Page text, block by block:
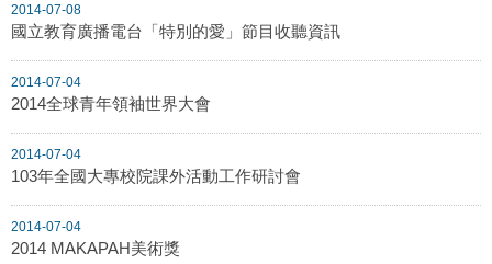
2014-07-08
國立教育廣播電台「特別的愛」節目收聽資訊
2014-07-04
2014全球青年領袖世界大會
2014-07-04
103年全國大專校院課外活動工作研討會
2014-07-04
2014 MAKAPAH美術獎